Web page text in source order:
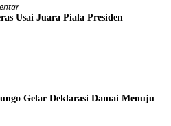
Usai Juara Piala Presiden
Gelar Deklarasi Damai Menuju